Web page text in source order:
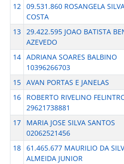
12 09.531.860 ROSANGELA
COSTA
13 29.422.595 JOAO BATISTA
AZEVEDO
14 ADRIANA SOARES BALBINO
10396266703
15 AVAN PORTAS E JANELAS
16
ROBERTO RIVELINO
29621738881
17
MARIA JOSE SILVA SANTOS
02062521456
18 61.465.677 MAURILIO DA
ALMEIDA JUNIOR